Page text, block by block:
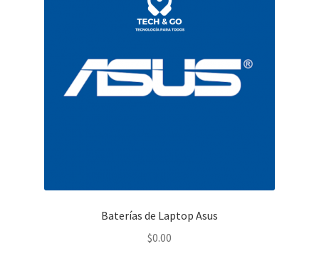
Baterías de Laptop Asus
$0.00